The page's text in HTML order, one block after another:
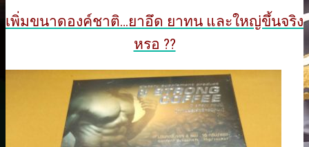
เพิ่มขนาดองค์ชาติ…ยาอึด ยาทน และใหญ่ขึ้นจริง
หรอ ??